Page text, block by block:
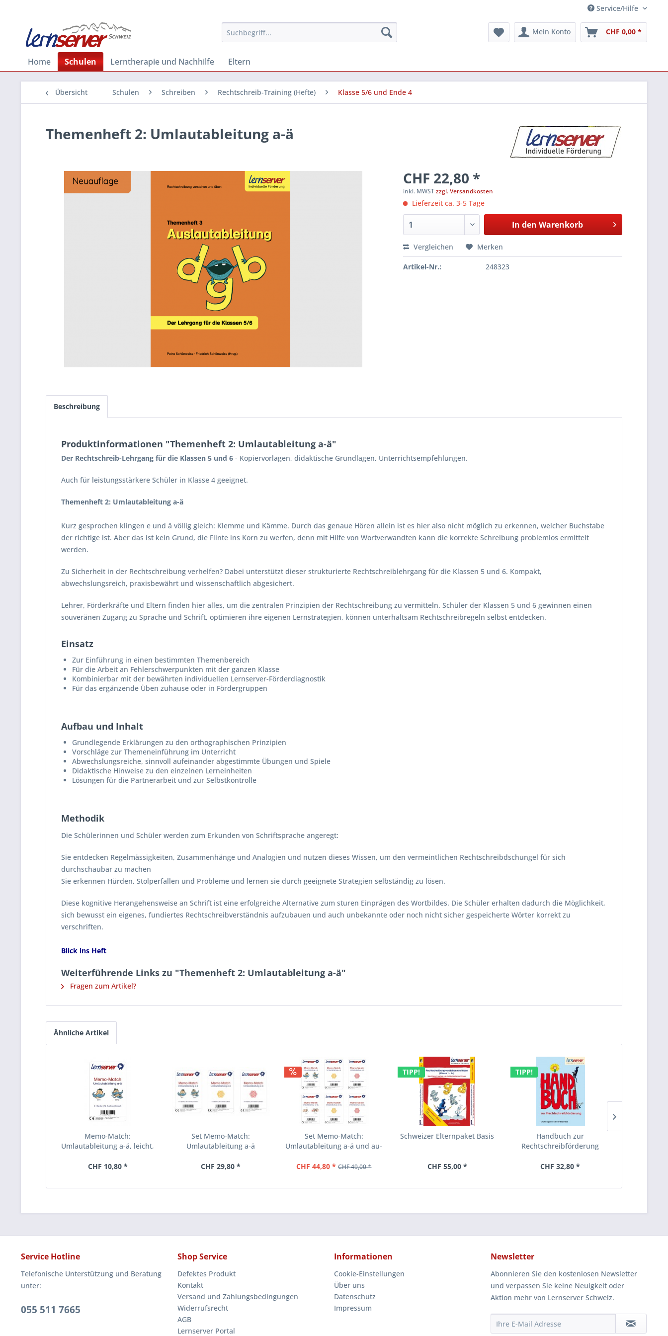
Service/Hilfe
Mein Konto CHF 0,00 *
Home Schulen Lerntherapie und Nachhilfe Eltern
Übersicht Schulen Schreiben Rechtschreib-Training (Hefte) Klasse 5/6 und Ende 4
Themenheft 2: Umlautableitung a-ä
CHF 22,80 *
inkl. MWSTzzgl. Versandkosten
Lieferzeit ca. 3-5 Tage
In den Warenkorb
Vergleichen Merken
Artikel-Nr.: 248323
Beschreibung
Produktinformationen "Themenheft 2: Umlautableitung a-ä"
Der Rechtschreib-Lehrgang für die Klassen 5 und 6 - Kopiervorlagen, didaktische Grundlagen, Unterrichtsempfehlungen.
Auch für leistungsstärkere Schüler in Klasse 4 geeignet.
Themenheft 2: Umlautableitung a-ä
Kurz gesprochen klingen e und ä völlig gleich: Klemme und Kämme. Durch das genaue Hören allein ist es hier also nicht möglich zu erkennen, welcher Buchstabe
der richtige ist. Aber das ist kein Grund, die Flinte ins Korn zu werfen, denn mit Hilfe von Wortverwandten kann die korrekte Schreibung problemlos ermittelt
werden.
Zu Sicherheit in der Rechtschreibung verhelfen? Dabei unterstützt dieser strukturierte Rechtschreiblehrgang für die Klassen 5 und 6. Kompakt,
abwechslungsreich, praxisbewährt und wissenschaftlich abgesichert.
Lehrer, Förderkräfte und Eltern finden hier alles, um die zentralen Prinzipien der Rechtschreibung zu vermitteln. Schüler der Klassen 5 und 6 gewinnen einen
souveränen Zugang zu Sprache und Schrift, optimieren ihre eigenen Lernstrategien, können unterhaltsam Rechtschreibregeln selbst entdecken.
Einsatz
Zur Einführung in einen bestimmten Themenbereich
Für die Arbeit an Fehlerschwerpunkten mit der ganzen Klasse
Kombinierbar mit der bewährten individuellen Lernserver-Förderdiagnostik
Für das ergänzende Üben zuhause oder in Fördergruppen
Aufbau und Inhalt
Grundlegende Erklärungen zu den orthographischen Prinzipien
Vorschläge zur Themeneinführung im Unterricht
Abwechslungsreiche, sinnvoll aufeinander abgestimmte Übungen und Spiele
Didaktische Hinweise zu den einzelnen Lerneinheiten
Lösungen für die Partnerarbeit und zur Selbstkontrolle
Methodik
Die Schülerinnen und Schüler werden zum Erkunden von Schriftsprache angeregt:
Sie entdecken Regelmässigkeiten, Zusammenhänge und Analogien und nutzen dieses Wissen, um den vermeintlichen Rechtschreibdschungel für sich
durchschaubar zu machen
Sie erkennen Hürden, Stolperfallen und Probleme und lernen sie durch geeignete Strategien selbständig zu lösen.
Diese kognitive Herangehensweise an Schrift ist eine erfolgreiche Alternative zum sturen Einprägen des Wortbildes. Die Schüler erhalten dadurch die Möglichkeit,
sich bewusst ein eigenes, fundiertes Rechtschreibverständnis aufzubauen und auch unbekannte oder noch nicht sicher gespeicherte Wörter korrekt zu
verschriften.
Blick ins Heft
Weiterführende Links zu "Themenheft 2: Umlautableitung a-ä"
Fragen zum Artikel?
Ähnliche Artikel
Memo-Match:
Umlautableitung a-ä, leicht,
CHF 10,80 *
Set Memo-Match:
Umlautableitung a-ä
CHF 29,80 *
Set Memo-Match:
Umlautableitung a-ä und au-
CHF 44,80 * CHF 49,00 *
TIPP!
Schweizer Elternpaket Basis
CHF 55,00 *
TIPP!
Handbuch zur
Rechtschreibförderung
CHF 32,80 *
Service Hotline
Telefonische Unterstützung und Beratung
unter:
055 511 7665
Shop Service
Defektes Produkt
Kontakt
Versand und Zahlungsbedingungen
Widerrufsrecht
AGB
Lernserver Portal
Informationen
Cookie-Einstellungen
Über uns
Datenschutz
Impressum
Newsletter
Abonnieren Sie den kostenlosen Newsletter
und verpassen Sie keine Neuigkeit oder
Aktion mehr von Lernserver Schweiz.